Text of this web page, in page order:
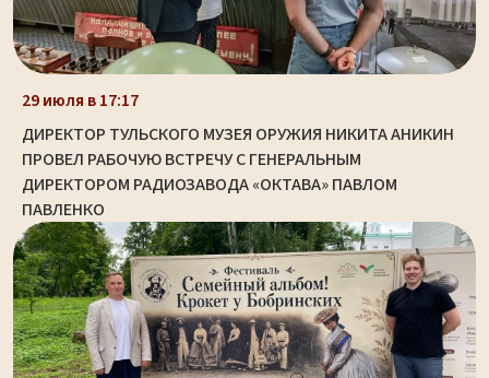
29 июля в 17:17
ДИРЕКТОР ТУЛЬСКОГО МУЗЕЯ ОРУЖИЯ НИКИТА АНИКИН
ПРОВЕЛ РАБОЧУЮ ВСТРЕЧУ С ГЕНЕРАЛЬНЫМ
ДИРЕКТОРОМ РАДИОЗАВОДА «ОКТАВА» ПАВЛОМ
ПАВЛЕНКО